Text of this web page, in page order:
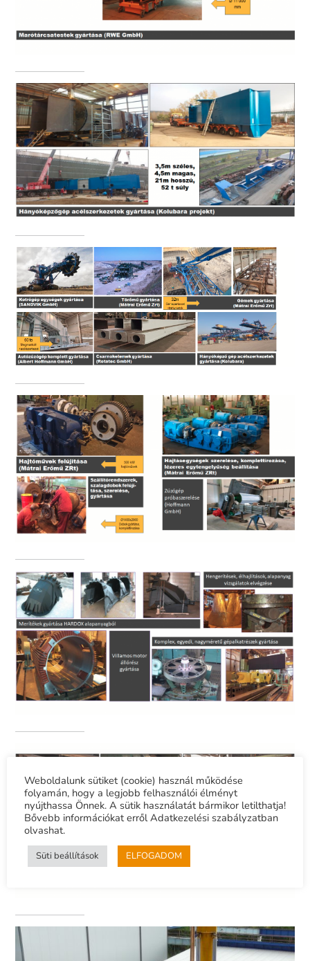
Weboldalunk sütiket (cookie) használ működése
folyamán, hogy a legjobb felhasználói élményt
nyújthassa Önnek. A sütik használatát bármikor letilthatja!
Bővebb információkat erről Adatkezelési szabályzatban
olvashat.
Süti beállítások ELFOGADOM